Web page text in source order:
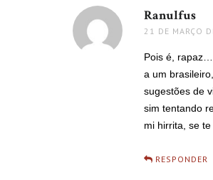
Ranulfus
21 DE MARÇO
Pois é,
a um
sugestões de
sim tentando
mi hirrita, se
RESPONDER